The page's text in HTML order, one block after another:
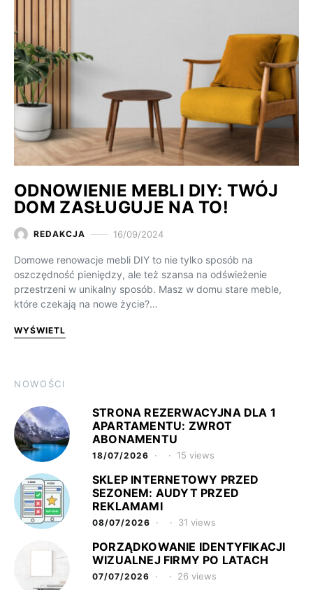
ODNOWIENIE MEBLI DIY: TWÓJ
DOM ZASŁUGUJE NA TO!
REDAKCJA 16/09/2024
Domowe renowacje mebli DIY to nie tylko sposób na
oszczędność pieniędzy, ale też szansa na odświeżenie
przestrzeni w unikalny sposób. Masz w domu stare meble,
które czekają na nowe życie?…
WYŚWIETL
NOWOŚCI
STRONA REZERWACYJNA DLA 1
APARTAMENTU: ZWROT
ABONAMENTU
18/07/2026 15 views
SKLEP INTERNETOWY PRZED
SEZONEM: AUDYT PRZED
REKLAMAMI
08/07/2026 31 views
PORZĄDKOWANIE IDENTYFIKACJI
WIZUALNEJ FIRMY PO LATACH
07/07/2026 26 views